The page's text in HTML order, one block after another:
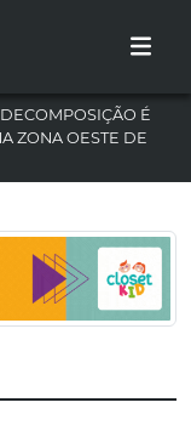
É
ZONA OESTE DE